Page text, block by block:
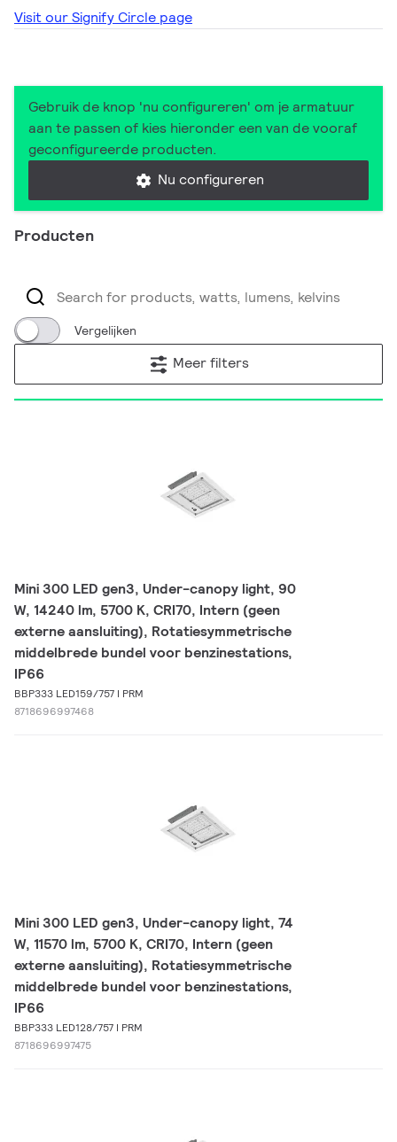
Visit our Signify Circle page
Gebruik de knop 'nu configureren' om je armatuur
aan te passen of kies hieronder een van de vooraf
geconfigureerde producten.
Nu configureren
Producten
Vergelijken
Meer filters
Mini 300 LED gen3, Under-canopy light, 90
W, 14240 lm, 5700 K, CRI70, Intern (geen
externe aansluiting), Rotatiesymmetrische
middelbrede bundel voor benzinestations,
IP66
BBP333 LED159/757 I PRM
8718696997468
Mini 300 LED gen3, Under-canopy light, 74
W, 11570 lm, 5700 K, CRI70, Intern (geen
externe aansluiting), Rotatiesymmetrische
middelbrede bundel voor benzinestations,
IP66
BBP333 LED128/757 I PRM
8718696997475